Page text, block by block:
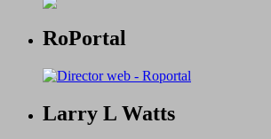
RoPortal
Larry L Watts